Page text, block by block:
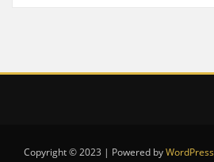
Copyright © 2023 | Powered byWordPress